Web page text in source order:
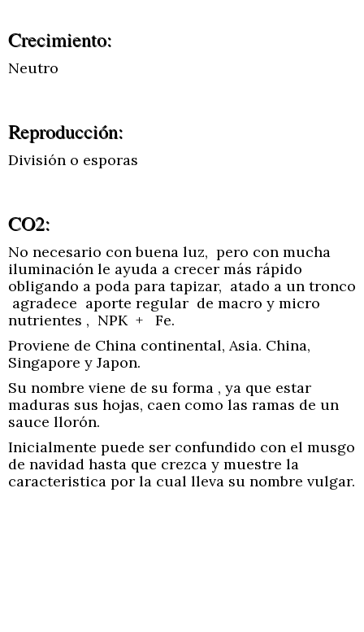
Crecimiento:
Neutro
Reproducción:
División o esporas
CO2:
No necesario con buena luz, pero con mucha
iluminación le ayuda a crecer más rápido
obligando a poda para tapizar, atado a un tronco
agradece aporte regular de macro y micro
nutrientes , NPK + Fe.
Proviene de China continental, Asia. China,
Singapore y Japon.
Su nombre viene de su forma , ya que estar
maduras sus hojas, caen como las ramas de un
sauce llorón.
Inicialmente puede ser confundido con el musgo
de navidad hasta que crezca y muestre la
caracteristica por la cual lleva su nombre vulgar.